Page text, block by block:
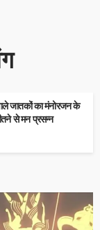
जातकों का मंनोरजन के
से मन प्रसन्न